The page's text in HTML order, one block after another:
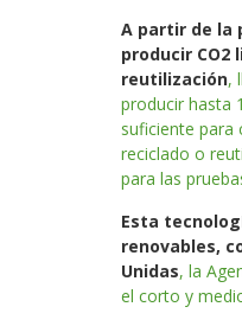
A partir de la
producir
reutilización,
producir hasta
suficiente para
reciclado o
para las
Esta
renovables,
Unidas, la
el corto y